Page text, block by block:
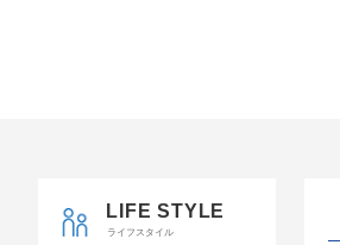
LIFE STYLE
ライフスタイル